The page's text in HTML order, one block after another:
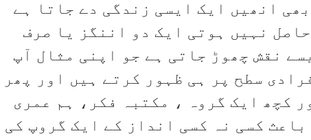
انھیں ایک ایسی زندگی دے جاتا ہے
نہیں ہوتی ایک دو اننگز یا صرف
نقش چھوڑ جاتی ہے جو اپنی مثال آپ
سطح پر ہی ظہور کرتے ہیں اور پھر
کچھ ایک گروہ ، مکتبہ فکر، ہم عمری
کسی نہ کسی انداز کے ایک گروپ کی